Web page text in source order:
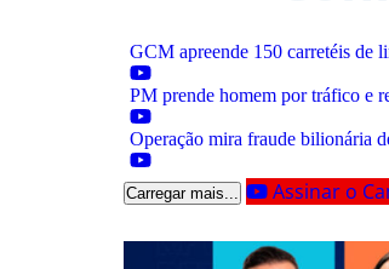
GCM apreende 150 carretéis de
PM prende homem por tráfico e
Operação mira fraude bilionária
Carregar mais... Assinar o